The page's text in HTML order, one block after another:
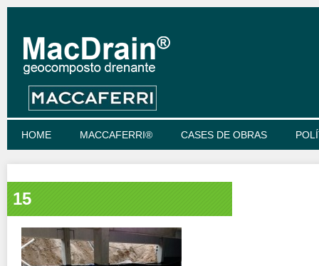
HOME MACCAFERRI® CASES DE OBRAS
15